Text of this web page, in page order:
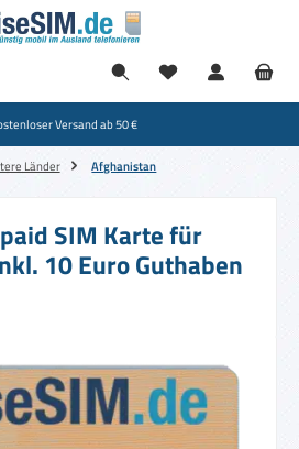
Versand ab 50 €
Länder Afghanistan
SIM Karte für
10 Euro Guthaben